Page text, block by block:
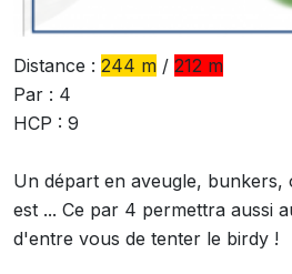
Distance : 244 m / 212 m
Par : 4
HCP : 9
Un départ en aveugle,
est ... Ce par 4 permettra aussi
d'entre vous de tenter le birdy !